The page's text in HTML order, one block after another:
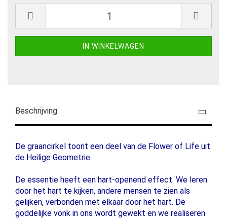
Beschrijving
De graancirkel toont een deel van de Flower of Life uit
de Heilige Geometrie.
De essentie heeft een hart-openend effect. We leren
door het hart te kijken, andere mensen te zien als
gelijken, verbonden met elkaar door het hart. De
goddelijke vonk in ons wordt gewekt en we realiseren